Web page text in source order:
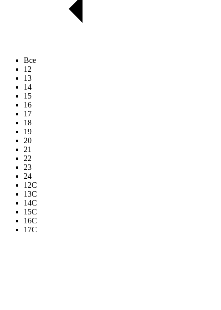
Все
12
13
14
15
16
17
18
19
20
21
22
23
24
12C
13C
14C
15C
16C
17C